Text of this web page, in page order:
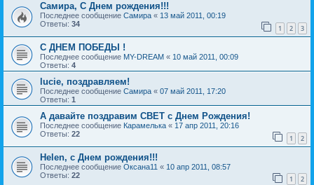
Самира, С Днем рождения!!!
Последнее сообщение Самира « 13 май 2011, 00:19
Ответы: 34 1 2 3
С ДНЕМ ПОБЕДЫ !
Последнее сообщение MY-DREAM « 10 май 2011, 00:09
Ответы: 4
lucie, поздравляем!
Последнее сообщение Самира « 07 май 2011, 17:20
Ответы: 1
А давайте поздравим СВЕТ с Днем Рождения!
Последнее сообщение Карамелька « 17 апр 2011, 20:16
Ответы: 22 1 2
Helen, с Днем рождения!!!
Последнее сообщение Оксана11 « 10 апр 2011, 08:57
Ответы: 22 1 2